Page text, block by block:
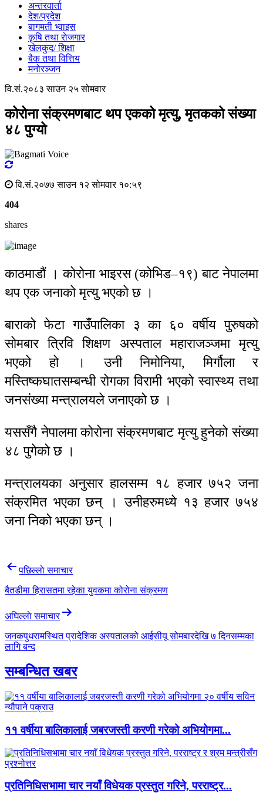
अन्तरवार्ता
देश/प्रदेश
बागमती भ्वाइस
कृृषि तथा राेजगार
खेलकुद/ शिक्षा
बैक तथा वित्तिय
मनोरञ्जन
वि.सं.२०८३ साउन २५ सोमवार
कोरोना संक्रमणबाट थप एकको मृत्यु, मृतकको संख्या
४८ पुग्यो
वि.सं.२०७७ साउन १२ सोमवार १०:५९
404
shares
काठमाडौं । कोरोना भाइरस (कोभिड–१९) बाट नेपालमा
थप एक जनाको मृत्यु भएको छ ।
बाराको फेटा गाउँपालिका ३ का ६० वर्षीय पुरुषको
सोमबार त्रिवि शिक्षण अस्पताल महाराजञ्जमा मृत्यु
भएको हो । उनी निमोनिया, मिर्गौला र
मस्‍तिष्कघातसम्बन्धी रोगका विरामी भएको स्वास्थ्य तथा
जनसंख्या मन्त्रालयले जनाएको छ ।
यससँगै नेपालमा कोरोना संक्रमणबाट मृत्यु हुनेको संख्या
४८ पुगेको छ ।
मन्त्रालयका अनुसार हालसम्म १८ हजार ७५२ जना
संक्रमित भएका छन् । उनीहरुमध्ये १३ हजार ७५४
जना निको भएका छन् ।
Post
navigation
पछिल्लाे समाचार
बैतडीमा हिरासतमा रहेका युवकमा कोरोना संक्रमण
अघिल्लाे समाचार
जनकपुधरामस्थित प्रादेशिक अस्पतालको आईसीयू सोमबारदेखि ७ दिनसम्मका
लागि बन्द
सम्बन्धित खबर
११ वर्षीया बालिकालाई जबरजस्ती करणी गरेको अभियोगमा...
प्रतिनिधिसभामा चार नयाँ विधेयक प्रस्तुत गरिने, परराष्ट्र...